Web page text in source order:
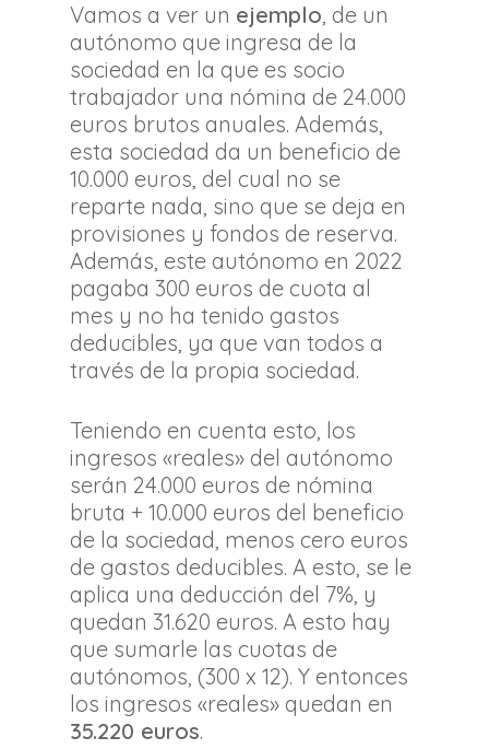
Vamos a ver un ejemplo, de un
autónomo que ingresa de la
sociedad en la que es socio
trabajador una nómina de 24.000
euros brutos anuales. Además,
esta sociedad da un beneficio de
10.000 euros, del cual no se
reparte nada, sino que se deja en
provisiones y fondos de reserva.
Además, este autónomo en 2022
pagaba 300 euros de cuota al
mes y no ha tenido gastos
deducibles, ya que van todos a
través de la propia sociedad.
Teniendo en cuenta esto, los
ingresos «reales» del autónomo
serán 24.000 euros de nómina
bruta + 10.000 euros del beneficio
de la sociedad, menos cero euros
de gastos deducibles. A esto, se le
aplica una deducción del 7%, y
quedan 31.620 euros. A esto hay
que sumarle las cuotas de
autónomos, (300 x 12). Y entonces
los ingresos «reales» quedan en
35.220 euros.